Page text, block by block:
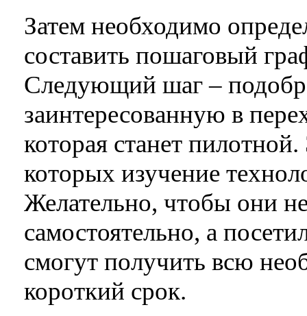
Затем необходимо
составить пошаговый
Следующий шаг –
заинтересованную в
которая станет
которых изучение
Желательно, чтобы они
самостоятельно, а
смогут получить всю
короткий срок.